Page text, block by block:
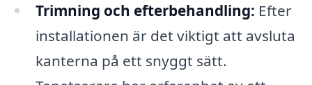
Trimning och efterbehandling: Efter
installationen är det viktigt att avsluta
kanterna på ett snyggt sätt.